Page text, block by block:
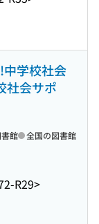
学校社会
社会サポ
R29>
館 全国の図書館